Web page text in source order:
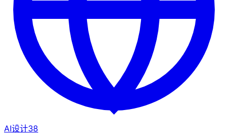
AI设计38